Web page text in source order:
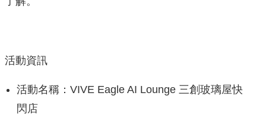
活動資訊
活動名稱：VIVE Eagle AI Lounge 三創玻璃屋快
閃店